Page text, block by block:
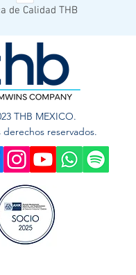
de Calidad THB
THB MEXICO.
derechos reservados.